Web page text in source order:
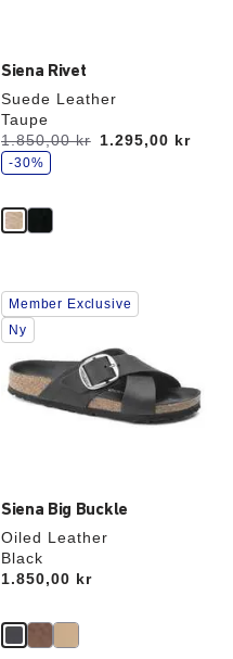
Siena Rivet
Suede Leather
Taupe
Var:
1.850,00 kr
er 1.295,00 kr
s
p
a
r
-30%
Siena Big Buckle
Oiled Leather
Black
Price:
1.850,00 kr
Samhandling
med
swatch-
vil
oppdatere
produktbildet
Member Exclusive
Ny